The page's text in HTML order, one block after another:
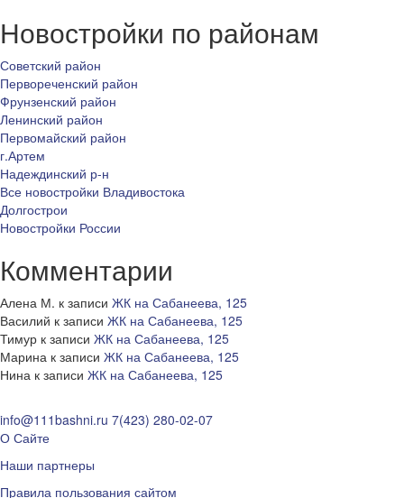
Новостройки по районам
Советский район
Первореченский район
Фрунзенский район
Ленинский район
Первомайский район
г.Артем
Надеждинский р-н
Все новостройки Владивостока
Долгострои
Новостройки России
Комментарии
Алена М. к записи ЖК на Сабанеева, 125
Василий к записи ЖК на Сабанеева, 125
Тимур к записи ЖК на Сабанеева, 125
Марина к записи ЖК на Сабанеева, 125
Нина к записи ЖК на Сабанеева, 125
info@111bashni.ru 7(423) 280-02-07
О Сайте
Наши партнеры
Правила пользования сайтом